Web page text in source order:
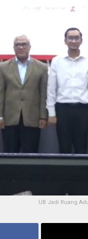
UB Jadi Ruang